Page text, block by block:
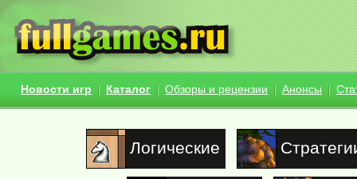
Новости игр Каталог Обзоры и рецензии Анонсы
Логические